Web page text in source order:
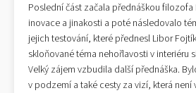
Poslední část začala přednáškou filozofa
inovace a jinakosti a poté následovalo
jejich testování, které přednesl Libor
skloňované téma nehořlavosti v interiéru
Velký zájem vzbudila další přednáška.
v podzemí a také cesty za vizí, která není